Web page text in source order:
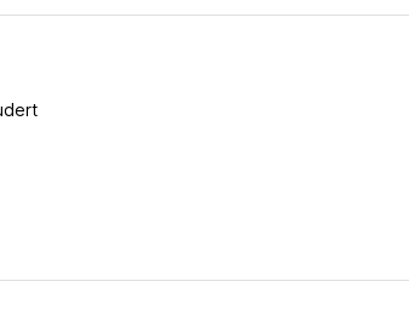
om å slippe deg av direkte ved vår